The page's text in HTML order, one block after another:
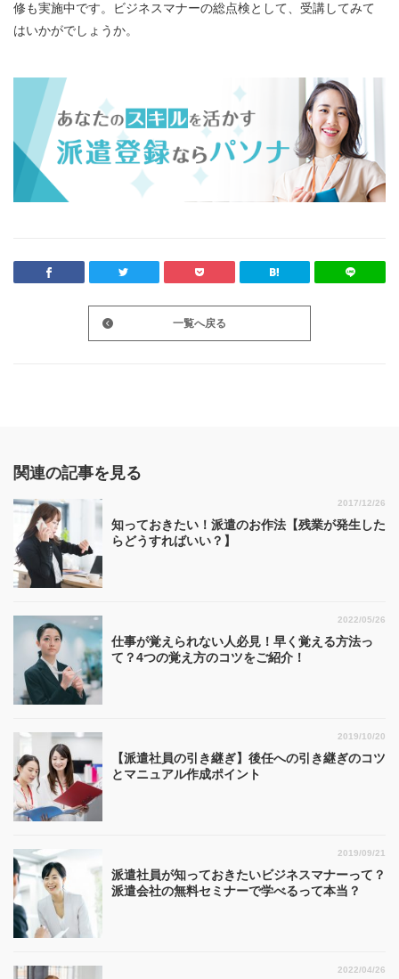
修も実施中です。ビジネスマナーの総点検として、受講してみて
はいかがでしょうか。
一覧へ戻る
関連の記事を見る
知っておきたい！派遣のお作法【残業が発生した
らどうすればいい？】
2017/12/26
仕事が覚えられない人必見！早く覚える方法っ
て？4つの覚え方のコツをご紹介！
2022/05/26
【派遣社員の引き継ぎ】後任への引き継ぎのコツ
とマニュアル作成ポイント
2019/10/20
派遣社員が知っておきたいビジネスマナーって？
派遣会社の無料セミナーで学べるって本当？
2019/09/21
2022/04/26